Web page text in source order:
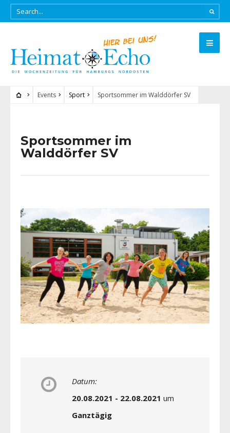
Events Sport Sportsommer im Walddörfer SV
Sportsommer im
Walddörfer SV
Datum:
20.08.2021 - 22.08.2021 um
Ganztägig